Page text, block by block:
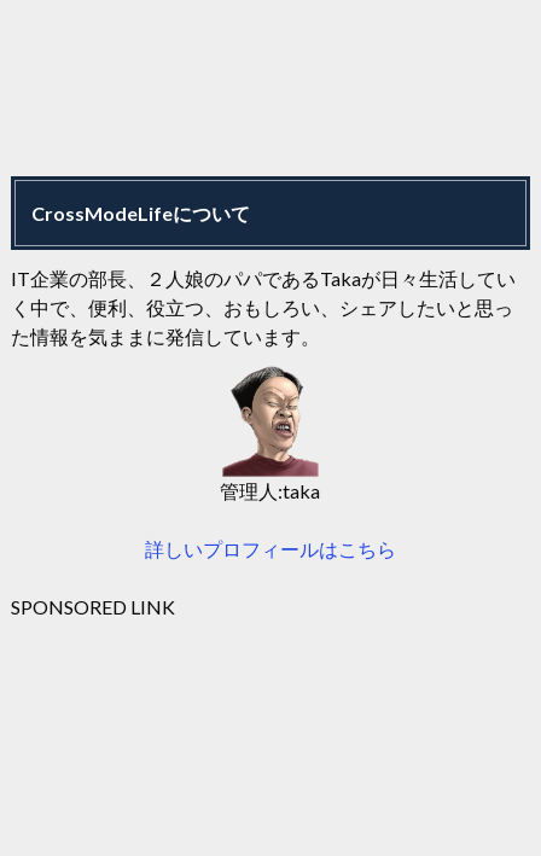
CrossModeLifeについて
IT企業の部長、２人娘のパパであるTakaが日々生活してい
く中で、便利、役立つ、おもしろい、シェアしたいと思っ
た情報を気ままに発信しています。
管理人:taka
詳しいプロフィールはこちら
SPONSORED LINK